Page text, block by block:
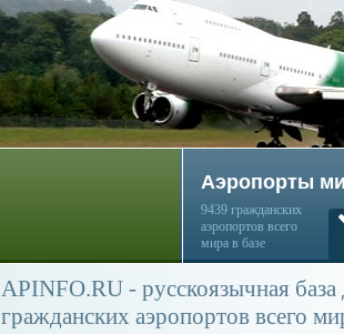
Аэропорты
9439 гражданских
аэропортов всего
мира в базе
APINFO.RU - русскоязычная
гражданских аэропортов всего